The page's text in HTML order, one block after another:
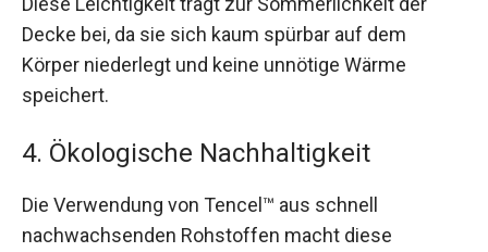
Decke bei, da sie sich kaum spürbar auf dem
Körper niederlegt und keine unnötige Wärme
speichert.
4. Ökologische Nachhaltigkeit
Die Verwendung von Tencel™ aus schnell
nachwachsenden Rohstoffen macht diese